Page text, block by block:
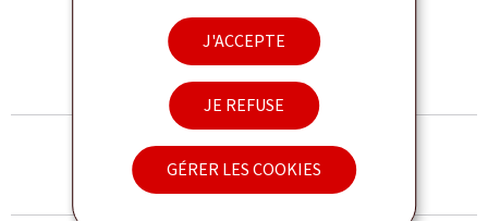
J'ACCEPTE
JE REFUSE
GÉRER LES COOKIES
© AEC
© AEC